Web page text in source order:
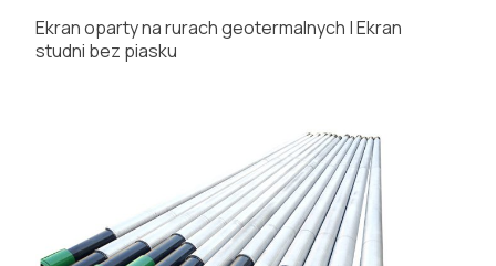
Ekran oparty na rurach geotermalnych | Ekran
studni bez piasku